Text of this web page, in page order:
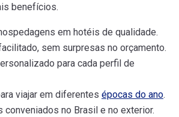
benefícios.
em hotéis de qualidade.
sem surpresas no orçamento.
para cada perfil de
viajar em diferentes épocas do ano.
conveniados no Brasil e no exterior.